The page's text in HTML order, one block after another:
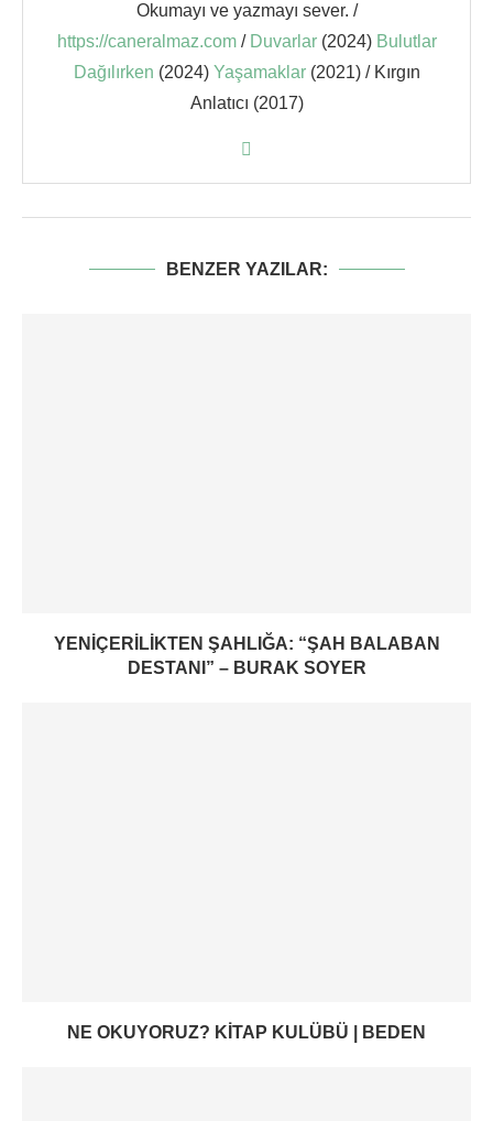
Okumayı ve yazmayı sever. /
https://caneralmaz.com/ Duvarlar (2024) Bulutlar
Dağılırken (2024) Yaşamaklar(2021) / Kırgın
Anlatıcı (2017)
BENZER YAZILAR:
YENIÇERILIKTEN ŞAHLIĞA: “ŞAH BALABAN
DESTANI” – BURAK SOYER
NE OKUYORUZ? KITAP KULÜBÜ | BEDEN